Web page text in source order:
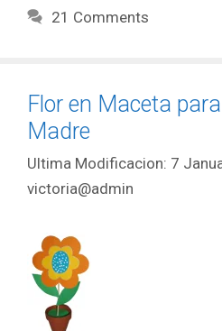
21 Comments
Flor en Maceta
Madre
7
victoria@admin